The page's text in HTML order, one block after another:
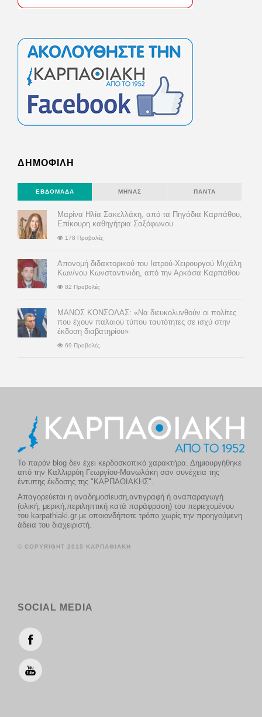
ΔΗΜΟΦΙΛΗ
ΕΒΔΟΜΆΔΑ ΜΉΝΑΣ ΠΆΝΤΑ
Μαρίνα Ηλία Σακελλάκη, από τα Πηγάδια Καρπάθου,
Επίκουρη καθηγήτρια Σαξόφωνου
178 Προβολές
Απονομή διδακτορικού του Ιατρού-Χειρουργού Μιχάλη
Κων/νου Κωνσταντινιδη, από την Αρκάσα Καρπάθου
82 Προβολές
ΜΑΝΟΣ ΚΟΝΣΟΛΑΣ: «Να διευκολυνθούν οι πολίτες
που έχουν παλαιού τύπου ταυτότητες σε ισχύ στην
έκδοση διαβατηρίου»
69 Προβολές
Το παρόν blog δεν έχει κερδοσκοπικό χαρακτήρα. Δημιουργήθηκε
από την Καλλιρρόη Γεωργίου-Μανωλάκη σαν συνέχεια της
έντυπης έκδοσης της "ΚΑΡΠΑΘΙΑΚΗΣ".
Απαγορεύεται η αναδημοσίευση,αντιγραφή ή αναπαραγωγή
(ολική, μερική,περιληπτική κατά παράφραση) του περιεχομένου
του karpathiaki.gr με οποιονδήποτε τρόπο χωρίς την προηγούμενη
άδεια του διαχειριστή.
© COPYRIGHT 2015 ΚΑΡΠΑΘΙΑΚΗ
SOCIAL MEDIA